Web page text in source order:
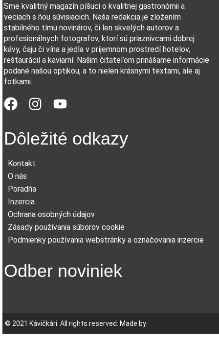
Sme kvalitný magazín píšuci o kvalitnej gastronómii a
veciach s ňou súvisiacich. Naša redakcia je zložením
stabilného tímu novinárov, či len skvelých autorov a
profesionálnych fotografov, ktorí sú priaznivcami dobrej
kávy, čaju či vína a jedla v príjemnom prostredí hotelov,
reštaurácií a kaviarní. Našim čitateľom prinášame informácie
podané našou optikou, a to nielen krásnymi textami, ale aj
fotkami.
Dôležité odkazy
Kontakt
O nás
Poradňa
Inzercia
Ochrana osobných údajov
Zásady používania súborov cookie
Podmienky používania webstránky a označovania inzercie
Odber noviniek
© 2021 Kávičkári. All rights reserved. Made by